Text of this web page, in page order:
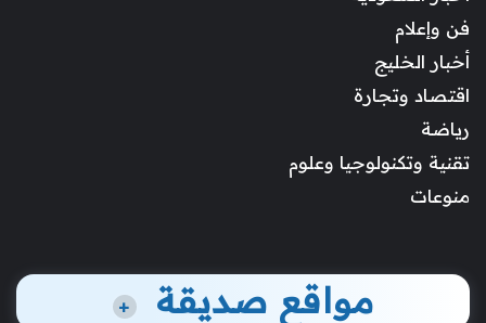
فن وإعلام
أخبار الخليج
اقتصاد وتجارة
رياضة
تقنية وتكنولوجيا وعلوم
منوعات
مواقع صديقة +